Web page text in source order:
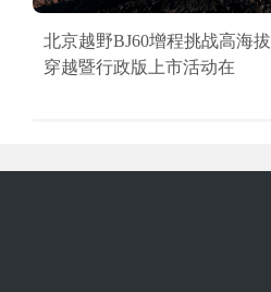
北京越野BJ60增程挑战高海拔
穿越暨行政版上市活动在